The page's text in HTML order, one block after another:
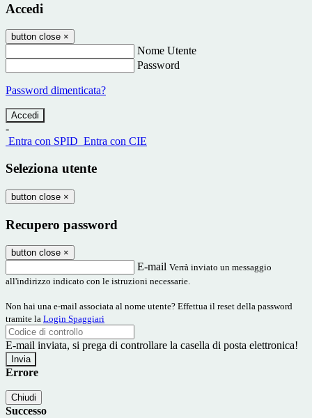
Accedi
button close ×
Nome Utente
Password
Password dimenticata?
-
Entra con SPID Entra con CIE
Seleziona utente
button close ×
Recupero password
button close ×
E-mail Verrà inviato un messaggio
all'indirizzo indicato con le istruzioni necessarie.
Non hai una e-mail associata al nome utente? Effettua il reset della password
tramite la Login Spaggiari
E-mail inviata, si prega di controllare la casella di posta elettronica!
Errore
Chiudi
Successo